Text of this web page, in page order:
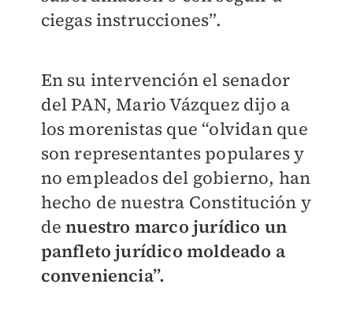
ciegas instrucciones”.
En su intervención el senador
del PAN, Mario Vázquez dijo a
los morenistas que “olvidan que
son representantes populares y
no empleados del gobierno, han
hecho de nuestra Constitución y
denuestro marco jurídico un
panfleto jurídico moldeado a
conveniencia”.